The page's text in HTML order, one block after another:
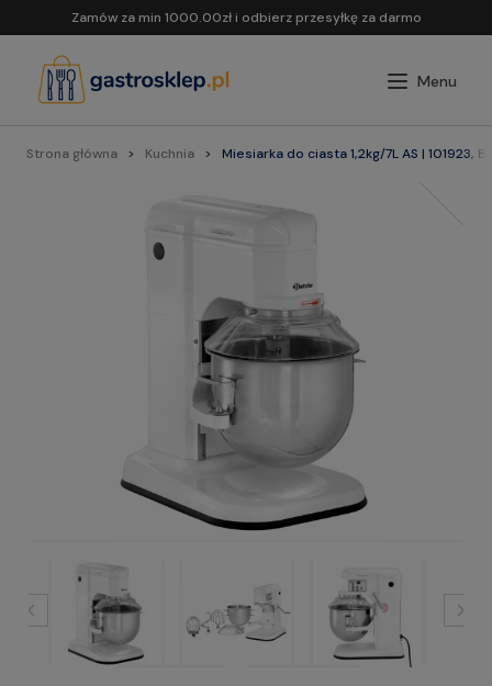
Zamów za min 1000.00zł i odbierz przesyłkę za darmo
Strona główna Kuchnia Miesiarka do ciasta 1,2kg/7L AS | 101923,